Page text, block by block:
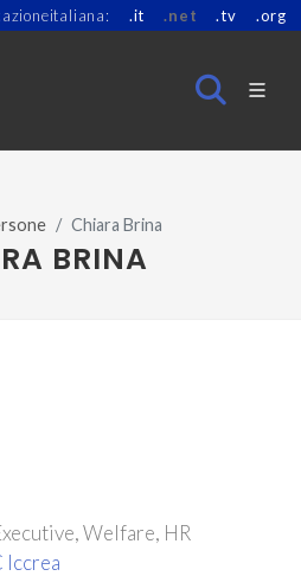
.it .net .tv .org
Chiara Brina
BRINA
Welfare, HR
Iccrea